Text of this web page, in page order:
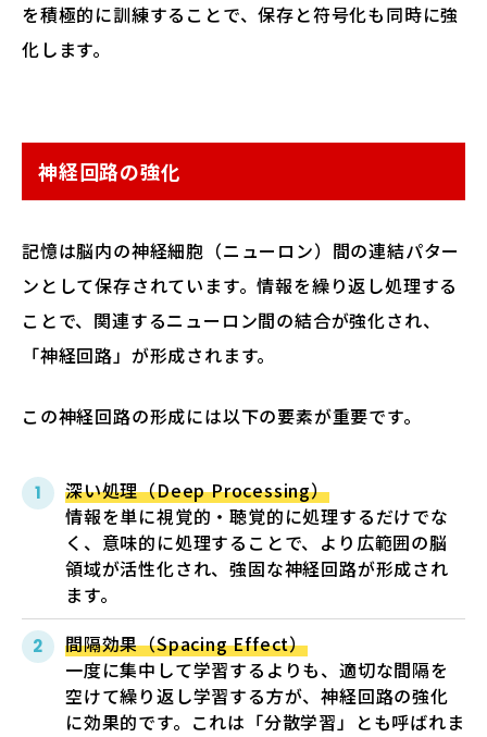
を積極的に訓練することで、保存と符号化も同時に強
化します。
神経回路の強化
記憶は脳内の神経細胞（ニューロン）間の連結パター
ンとして保存されています。情報を繰り返し処理する
ことで、関連するニューロン間の結合が強化され、
「神経回路」が形成されます。
この神経回路の形成には以下の要素が重要です。
深い処理（Deep Processing）
情報を単に視覚的・聴覚的に処理するだけでな
く、意味的に処理することで、より広範囲の脳
領域が活性化され、強固な神経回路が形成され
ます。
間隔効果（Spacing Effect）
一度に集中して学習するよりも、適切な間隔を
空けて繰り返し学習する方が、神経回路の強化
に効果的です。これは「分散学習」とも呼ばれま